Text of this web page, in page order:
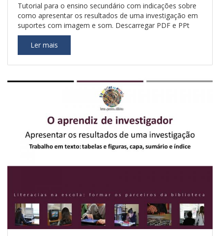
Tutorial para o ensino secundário com indicações sobre
como apresentar os resultados de uma investigação em
suportes com imagem e som. Descarregar PDF e PPt
Ler mais